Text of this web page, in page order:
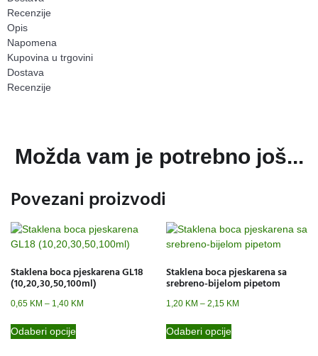
Recenzije
Opis
Napomena
Kupovina u trgovini
Dostava
Recenzije
Možda vam je potrebno još...
Povezani proizvodi
Staklena boca pjeskarena GL18
(10,20,30,50,100ml)
0,65 KM – 1,40 KM
Odaberi opcije
Staklena boca pjeskarena sa
srebreno-bijelom pipetom
1,20 KM – 2,15 KM
Odaberi opcije